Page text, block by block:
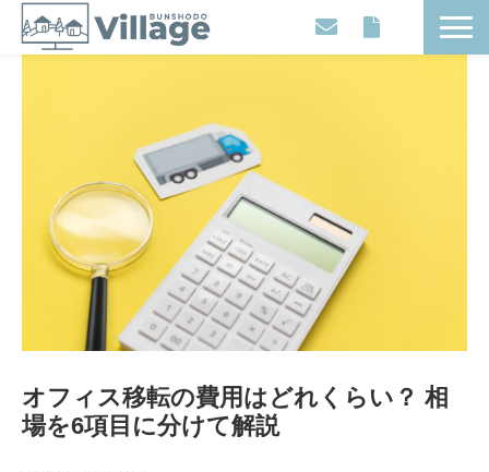
Events
Contents
Articles
About
オフィス移転の費用はどれくらい？ 相
場を6項目に分けて解説